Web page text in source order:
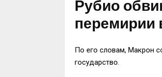
Рубио
перемирии
По его словам, Макрон
государство.